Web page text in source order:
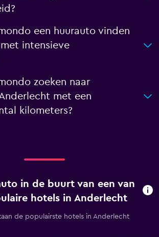
een huurauto vinden
intensieve
zoeken naar
met een
kilometers?
in de buurt van een van
hotels in Anderlecht
de populairste hotels in Anderlecht